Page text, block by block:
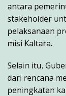
antara
stakeholder
pelaksanaan
misi Kaltara.
Selain itu,
dari rencana
peningkatan